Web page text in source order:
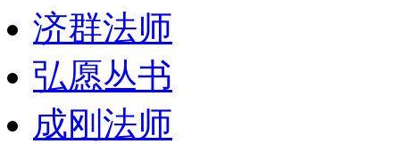
济群法师
弘愿丛书
成刚法师